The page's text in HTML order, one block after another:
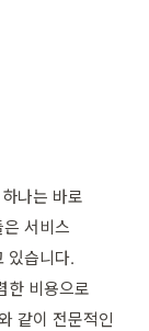
나는 바로
서비스
있습니다.
한 비용으로
같이 전문적인